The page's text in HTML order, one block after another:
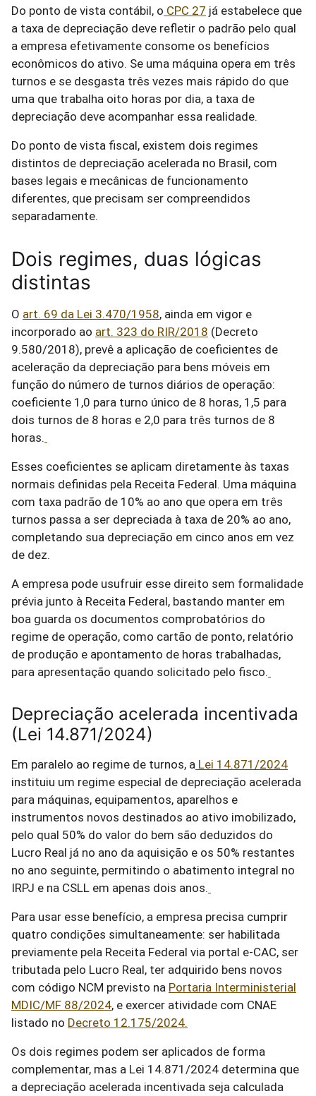
Do ponto de vista contábil, o CPC 27 já estabelece que
a taxa de depreciação deve refletir o padrão pelo qual
a empresa efetivamente consome os benefícios
econômicos do ativo. Se uma máquina opera em três
turnos e se desgasta três vezes mais rápido do que
uma que trabalha oito horas por dia, a taxa de
depreciação deve acompanhar essa realidade.
Do ponto de vista fiscal, existem dois regimes
distintos de depreciação acelerada no Brasil, com
bases legais e mecânicas de funcionamento
diferentes, que precisam ser compreendidos
separadamente.
Dois regimes, duas lógicas
distintas
O art. 69 da Lei 3.470/1958, ainda em vigor e
incorporado ao art. 323 do RIR/2018 (Decreto
9.580/2018), prevê a aplicação de coeficientes de
aceleração da depreciação para bens móveis em
função do número de turnos diários de operação:
coeficiente 1,0 para turno único de 8 horas, 1,5 para
dois turnos de 8 horas e 2,0 para três turnos de 8
horas.
Esses coeficientes se aplicam diretamente às taxas
normais definidas pela Receita Federal. Uma máquina
com taxa padrão de 10% ao ano que opera em três
turnos passa a ser depreciada à taxa de 20% ao ano,
completando sua depreciação em cinco anos em vez
de dez.
A empresa pode usufruir esse direito sem formalidade
prévia junto à Receita Federal, bastando manter em
boa guarda os documentos comprobatórios do
regime de operação, como cartão de ponto, relatório
de produção e apontamento de horas trabalhadas,
para apresentação quando solicitado pelo fisco.
Depreciação acelerada incentivada
(Lei 14.871/2024)
Em paralelo ao regime de turnos, a Lei 14.871/2024
instituiu um regime especial de depreciação acelerada
para máquinas, equipamentos, aparelhos e
instrumentos novos destinados ao ativo imobilizado,
pelo qual 50% do valor do bem são deduzidos do
Lucro Real já no ano da aquisição e os 50% restantes
no ano seguinte, permitindo o abatimento integral no
IRPJ e na CSLL em apenas dois anos.
Para usar esse benefício, a empresa precisa cumprir
quatro condições simultaneamente: ser habilitada
previamente pela Receita Federal via portal e-CAC, ser
tributada pelo Lucro Real, ter adquirido bens novos
com código NCM previsto na Portaria Interministerial
MDIC/MF 88/2024, e exercer atividade com CNAE
listado no Decreto 12.175/2024.
Os dois regimes podem ser aplicados de forma
complementar, mas a Lei 14.871/2024 determina que
a depreciação acelerada incentivada seja calculada